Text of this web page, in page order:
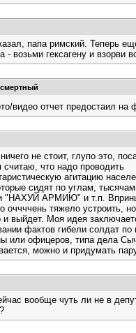
папа римский. Теперь
- возьми гексагену и взорви
видео отчет предостаил на
не стоит, глупо это,
считаю, что надо проводить
агитацию
сидят по углам,
"НАХУЙ АРМИЮ" и т.п.
оччччень тяжело устроить,
и выйдет. Моя идея
фактов гибели солдат по
или офицеров, типа дела
можно и придумать
вообще чуть ли не в